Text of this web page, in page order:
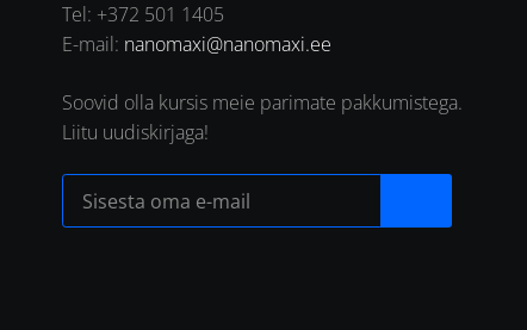
Tel: +372 501 1405
E-mail: nanomaxi@nanomaxi.ee
Soovid olla kursis meie parimate pakkumistega.
Liitu uudiskirjaga!